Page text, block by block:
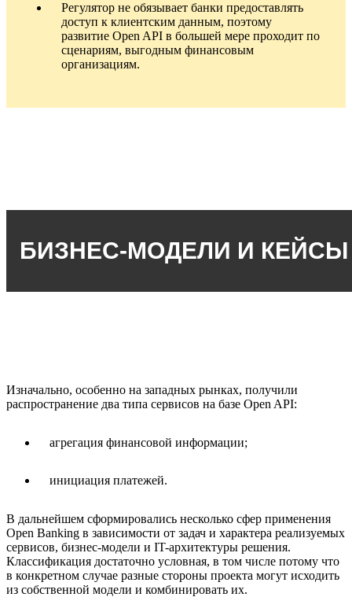
Регулятор не обязывает банки предоставлять
доступ к клиентским данным, поэтому
развитие Open API в большей мере проходит по
сценариям, выгодным финансовым
организациям.
БИЗНЕС-МОДЕЛИ И КЕЙСЫ
Изначально, особенно на западных рынках, получили
распространение два типа сервисов на базе Open API:
агрегация финансовой информации;
инициация платежей.
В дальнейшем сформировались несколько сфер применения
Open Banking в зависимости от задач и характера реализуемых
сервисов, бизнес-модели и IT-архитектуры решения.
Классификация достаточно условная, в том числе потому что
в конкретном случае разные стороны проекта могут исходить
из собственной модели и комбинировать их.